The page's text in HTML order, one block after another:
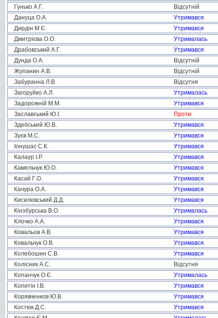
Гунько А.Г.
Відсутній
Дануца О.А.
Утримався
Дирдін М.Є.
Утримався
Дмитрієва О.О.
Утрималась
Драбовський А.Г.
Утримався
Дунда О.А.
Відсутній
Жупанин А.В.
Відсутній
Забуранна Л.В.
Відсутня
Загоруйко А.Л.
Утрималась
Задорожній М.М.
Утримався
Заславський Ю.І.
Проти
Здебський Ю.В.
Утримався
Зуєв М.С.
Утримався
Іонушас С.К.
Утримався
Калаур І.Р.
Утримався
Камельчук Ю.О.
Утримався
Касай Г.О.
Утримався
Качура О.А.
Утримався
Кисилевський Д.Д.
Утримався
Кінзбурська В.О.
Утрималась
Клочко А.А.
Утримався
Ковальов А.В.
Утримався
Ковальчук О.В.
Утримався
Колебошин С.В.
Утримався
Колісник А.С.
Відсутня
Копанчук О.Є.
Утрималась
Копитін І.В.
Утримався
Корявченков Ю.В.
Утримався
Костюк Д.С.
Утримався